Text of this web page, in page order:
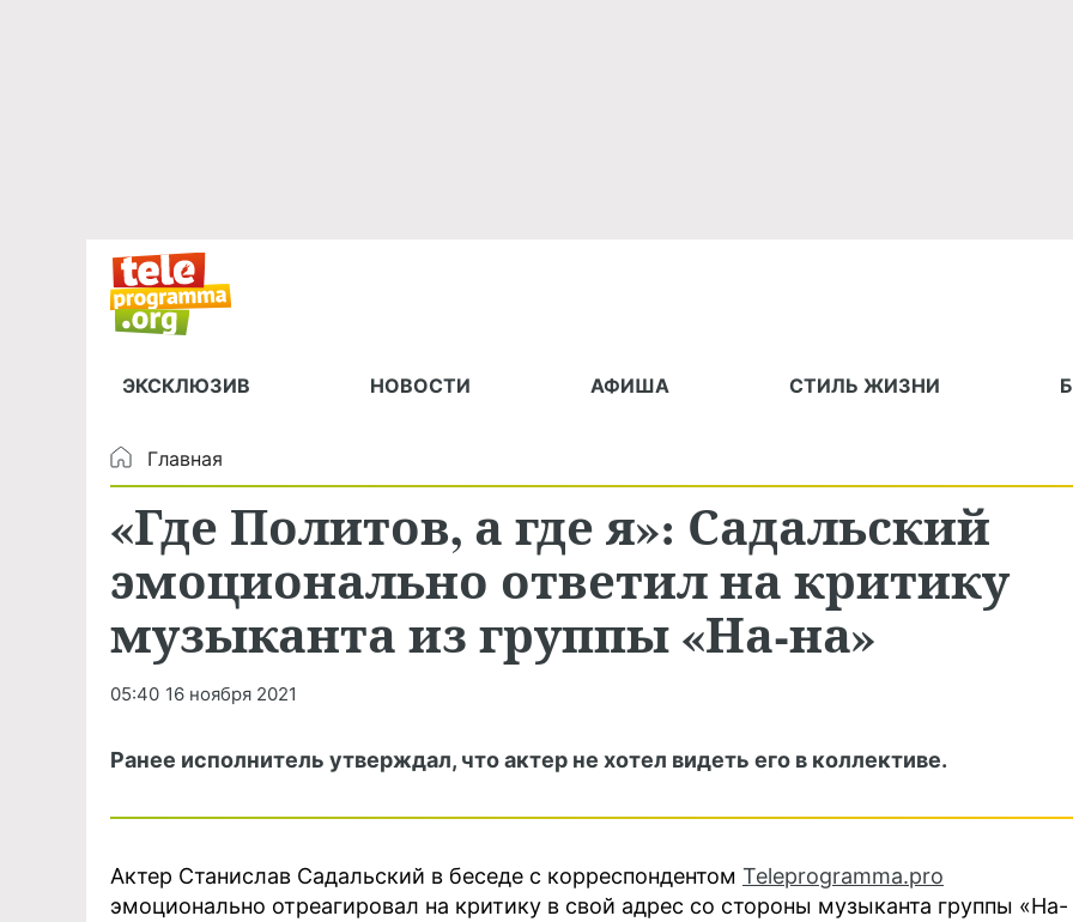
ЭКСКЛЮЗИВ НОВОСТИ АФИША СТИЛЬ ЖИЗНИ
Главная
«Где Политов, а где я»: Садальский
эмоционально ответил на критику
музыканта из группы «На-на»
05:40 16 ноября 2021
Ранее исполнитель утверждал, что актер не хотел видеть его в коллективе.
Актер Станислав Садальский в беседе с корреспондентом Teleprogramma.pro
эмоционально отреагировал на критику в свой адрес со стороны музыканта группы «На-